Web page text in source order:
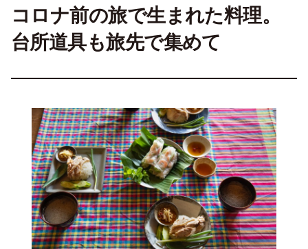
コロナ前の旅で生まれた料理。
台所道具も旅先で集めて